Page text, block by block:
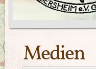
Medien